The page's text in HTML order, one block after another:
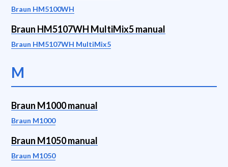
Braun HM5100WH
Braun HM5107WH MultiMix5 manual
Braun HM5107WH MultiMix5
M
Braun M1000 manual
Braun M1000
Braun M1050 manual
Braun M1050